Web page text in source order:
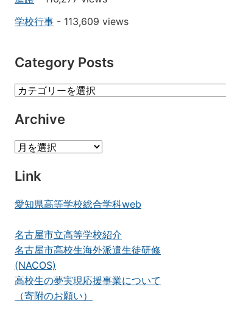
学校行事 - 113,609 views
Category Posts
Category
Archive
Archive
Link
愛知県高等学校総合学科web
名古屋市立高等学校紹介
名古屋市高校生海外派遣生徒研修
(NACOS)
高校生の夢実現応援事業について
（寄附のお願い）